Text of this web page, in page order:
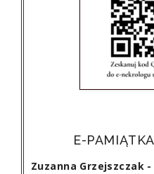
E-
Zuzanna Grzejszczak